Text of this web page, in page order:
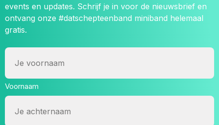
events en updates. Schrijf je in voor de nieuwsbrief en
ontvang onze #datschepteenband miniband helemaal
gratis.
Naam
Voornaam